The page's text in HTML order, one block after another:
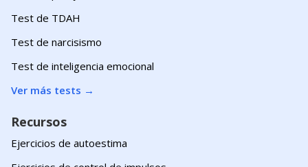
Test de TDAH
Test de narcisismo
Test de inteligencia emocional
Ver más tests →
Recursos
Ejercicios de autoestima